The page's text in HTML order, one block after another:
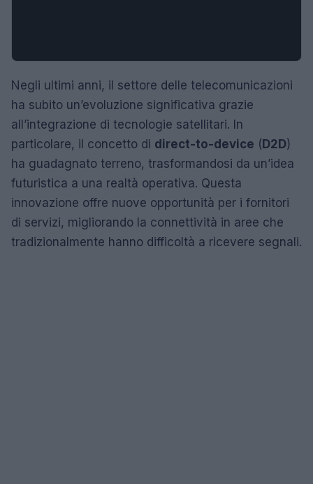
Negli ultimi anni, il settore delle telecomunicazioni
ha subito un’evoluzione significativa grazie
all’integrazione di tecnologie satellitari. In
particolare, il concetto di direct-to-device (D2D)
ha guadagnato terreno, trasformandosi da un’idea
futuristica a una realtà operativa. Questa
innovazione offre nuove opportunità per i fornitori
di servizi, migliorando la connettività in aree che
tradizionalmente hanno difficoltà a ricevere segnali.